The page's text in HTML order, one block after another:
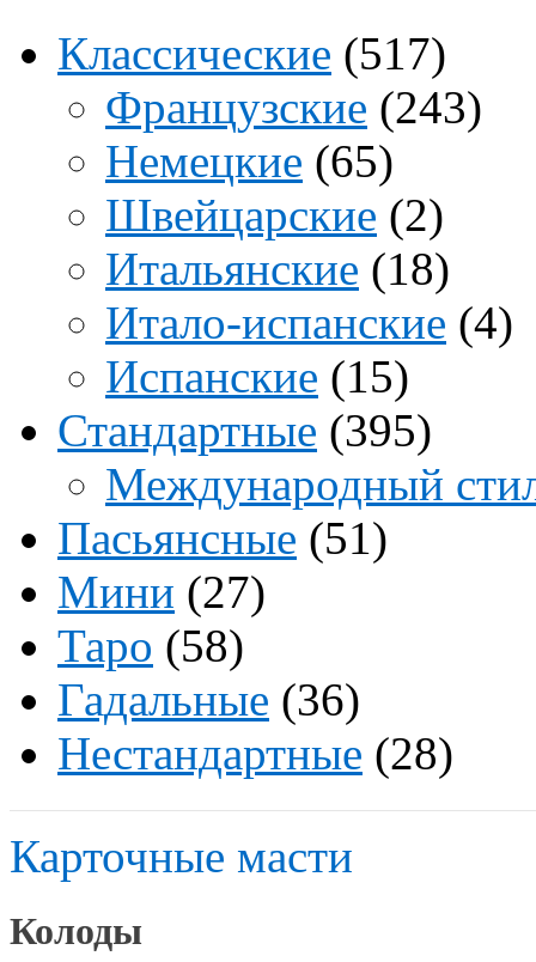
Классические (517)
Французские (243)
Немецкие (65)
Швейцарские (2)
Итальянские (18)
Итало-испанские (4)
Испанские (15)
Стандартные (395)
Международный
Пасьянсные (51)
Мини (27)
Таро (58)
Гадальные (36)
Нестандартные (28)
Карточные масти
Колоды